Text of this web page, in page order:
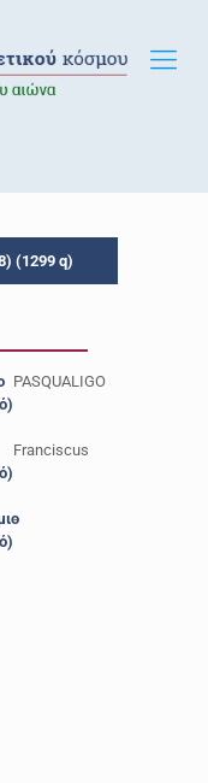
(1299 q)
PASQUALIGO
Franciscus
-